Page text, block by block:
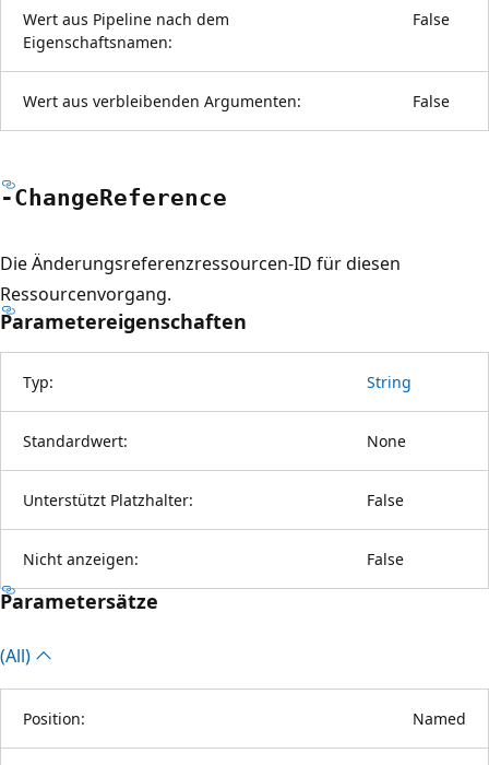
Wert aus Pipeline nach dem
Eigenschaftsnamen:
False
Wert aus verbleibenden Argumenten: False
-ChangeReference
Die Änderungsreferenzressourcen-ID für diesen
Ressourcenvorgang.
Parametereigenschaften
Typ: String
Standardwert: None
Unterstützt Platzhalter: False
Nicht anzeigen: False
Parametersätze
(All)
Position: Named